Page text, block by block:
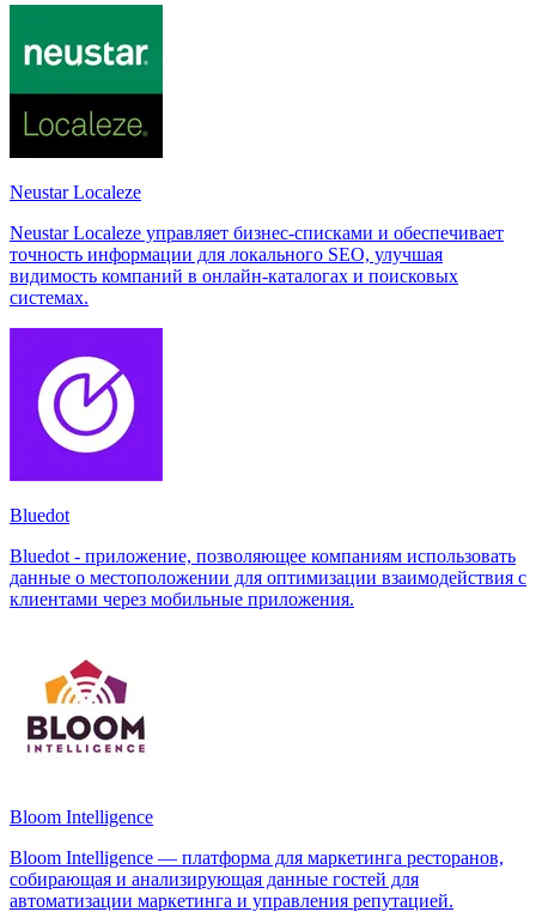
Neustar Localeze
Neustar Localeze управляет бизнес-списками и обеспечивает
точность информации для локального SEO, улучшая
видимость компаний в онлайн-каталогах и поисковых
системах.
Bluedot
Bluedot - приложение, позволяющее компаниям использовать
данные о местоположении для оптимизации взаимодействия с
клиентами через мобильные приложения.
Bloom Intelligence
Bloom Intelligence — платформа для маркетинга ресторанов,
собирающая и анализирующая данные гостей для
автоматизации маркетинга и управления репутацией.